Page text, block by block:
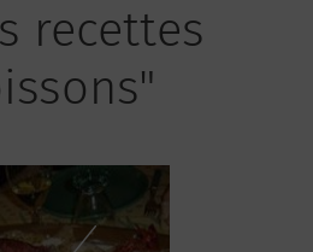
recettes